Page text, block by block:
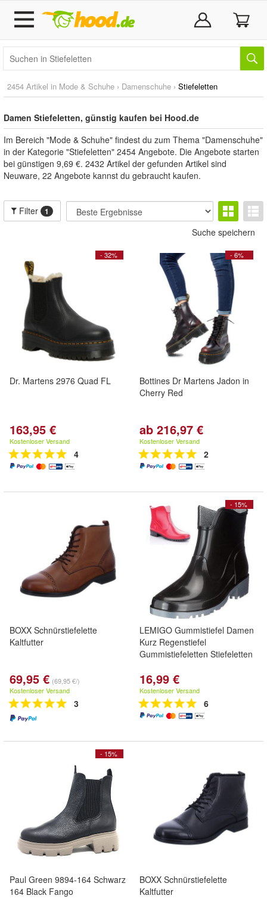
2454 Artikel in Mode & Schuhe › Damenschuhe › Stiefeletten
Damen Stiefeletten, günstig kaufen bei Hood.de
Im Bereich "Mode & Schuhe" findest du zum Thema "Damenschuhe"
in der Kategorie "Stiefeletten" 2454 Angebote. Die Angebote starten
bei günstigen 9,69 €. 2432 Artikel der gefunden Artikel sind
Neuware, 22 Angebote kannst du gebraucht kaufen.
Filter 1
Suche speichern
- 32%
Dr. Martens 2976 Quad FL
163,95 €
Kostenloser Versand
4
- 6%
Bottines Dr Martens Jadon in
Cherry Red
ab 216,97 €
Kostenloser Versand
2
BOXX Schnürstiefelette
Kaltfutter
69,95 € (69,95 €/)
Kostenloser Versand
3
- 15%
LEMIGO Gummistiefel Damen
Kurz Regenstiefel
Gummistiefeletten Stiefeletten
16,99 €
Kostenloser Versand
6
- 15%
Paul Green 9894-164 Schwarz
164 Black Fango
BOXX Schnürstiefelette
Kaltfutter